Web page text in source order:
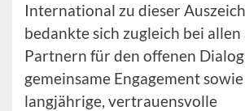
International zu dieser
bedankte sich zugleich bei
Partnern für den offenen
gemeinsame Engagement
langjährige, vertrauensvolle